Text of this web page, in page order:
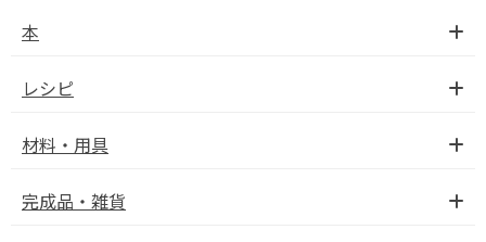
本
レシピ
材料・用具
完成品・雑貨